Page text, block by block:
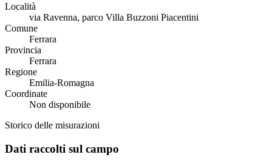
Località
via Ravenna, parco Villa Buzzoni Piacentini
Comune
Ferrara
Provincia
Ferrara
Regione
Emilia-Romagna
Coordinate
Non disponibile
Storico delle misurazioni
Dati raccolti sul campo